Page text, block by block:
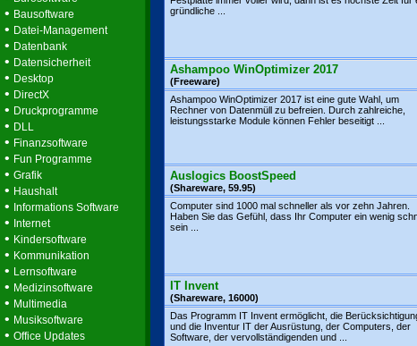
• Bausoftware
• Datei-Management
• Datenbank
• Datensicherheit
• Desktop
• DirectX
• Druckprogramme
• DLL
• Finanzsoftware
• Fun Programme
• Grafik
• Haushalt
• Informations Software
• Internet
• Kindersoftware
• Kommunikation
• Lernsoftware
• Medizinsoftware
• Multimedia
• Musiksoftware
• Office Updates
gründliche ...
Ashampoo WinOptimizer 2017
(Freeware)
Ashampoo WinOptimizer 2017 ist eine gute Wahl, um
Rechner von Datenmüll zu befreien. Durch zahlreiche,
leistungsstarke Module können Fehler beseitigt ...
Auslogics BoostSpeed
(Shareware, 59.95)
Computer sind 1000 mal schneller als vor zehn Jahren.
Haben Sie das Gefühl, dass Ihr Computer ein wenig
sein ...
IT Invent
(Shareware, 16000)
Das Programm IT Invent ermöglicht, die
und die Inventur IT der Ausrüstung, der Computers, der
Software, der vervollständigenden und ...